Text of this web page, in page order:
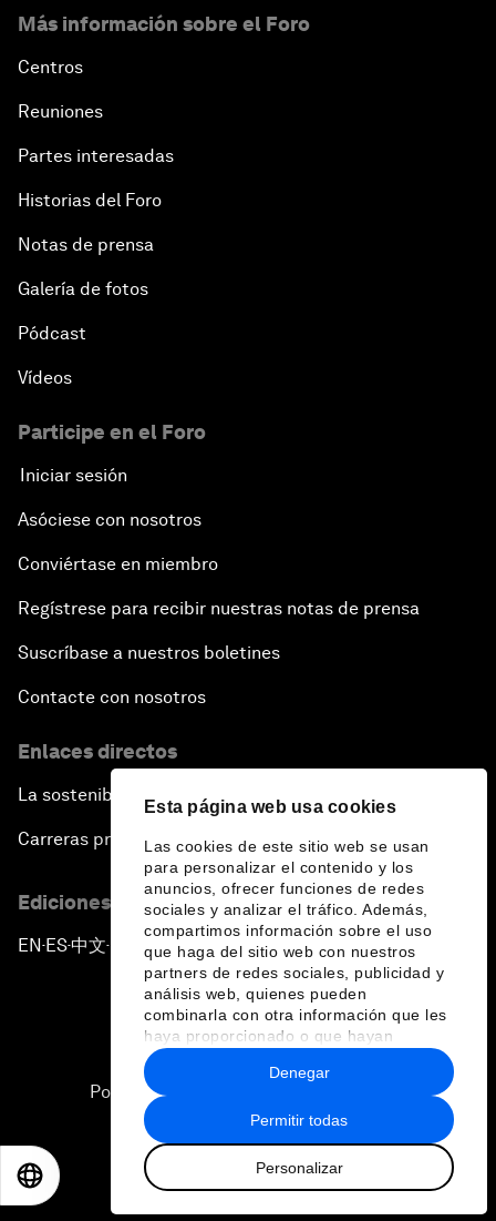
Esta página web usa cookies
Las cookies de este sitio web se usan
para personalizar el contenido y los
anuncios, ofrecer funciones de redes
sociales y analizar el tráfico. Además,
compartimos información sobre el uso
que haga del sitio web con nuestros
partners de redes sociales, publicidad y
análisis web, quienes pueden
combinarla con otra información que les
haya proporcionado o que hayan
recopilado a partir del uso que haya
hecho de sus servicios.
Permitir todas
Personalizar
Denegar
Más información sobre el Foro
Centros
Reuniones
Partes interesadas
Historias del Foro
Notas de prensa
Galería de fotos
Pódcast
Vídeos
Participe en el Foro
Iniciar sesión
Asóciese con nosotros
Conviértase en miembro
Regístrese para recibir nuestras notas de prensa
Suscríbase a nuestros boletines
Contacte con nosotros
Enlaces directos
La sostenibilidad en el Foro
Carreras profesionales
Ediciones en otros idiomas
EN ▪ES▪中文▪ 日本語
Política de privacidad y normas de uso
Sitemap
2026 Foro Económico Mundial